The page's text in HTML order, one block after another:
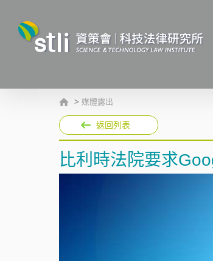
> 媒體露出
返回列表
比利時法院要求